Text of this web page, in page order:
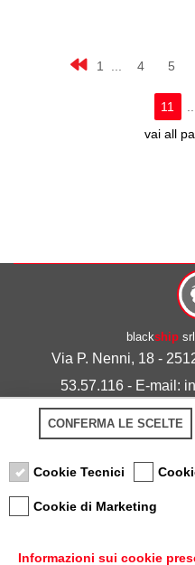
1 ... 4 5
11
vai all
blackshipsrl
Via P. Nenni, 18 -
53.57.116 - E-mail:
Privacy
CONFERMA LE SCELTE
Cookie Tecnici
Cookie di Marketing
Informazioni sui cookie